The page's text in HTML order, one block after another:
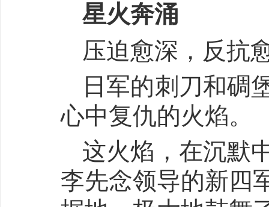
星火奔涌
压迫愈深，反抗
日军的刺刀和碉
心中复仇的火焰。
这火焰，在沉默
李先念领导的新四